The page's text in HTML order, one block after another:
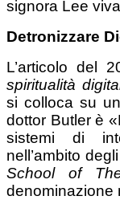
signora Lee
Detronizzare
L’articolo del
spiritualità
si colloca su
dottor Butler è
sistemi di
nell’ambito
School of
denominazione